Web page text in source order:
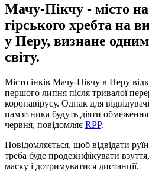
Мачу-Пікчу - місто
гірського хребта на
у Перу, визнане
світу.
Місто інків Мачу-Пікчу в Перу
першого липня після тривалої
коронавірусу. Однак для
пам'ятника будуть діяти
червня, повідомляє RPP.
Повідомляється, щоб відвідати
треба буде продезінфікувати
маску і дотримуватися дистанції.